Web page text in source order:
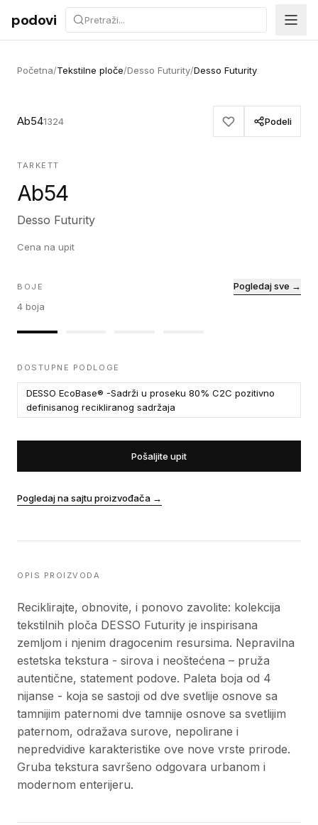
Preskoči na sadržaj
podovi
Početna/Tekstilne ploče/Desso Futurity/Desso Futurity
Ab541324 Podeli
TARKETT
Ab54
Desso Futurity
Cena na upit
BOJE
4 boja
Pogledaj sve →
DOSTUPNE PODLOGE
DESSO EcoBase® -Sadrži u proseku 80% C2C pozitivno
definisanog recikliranog sadržaja
Pošaljite upit
Pogledaj na sajtu proizvođača →
OPIS PROIZVODA
Reciklirajte, obnovite, i ponovo zavolite: kolekcija
tekstilnih ploča DESSO Futurity je inspirisana
zemljom i njenim dragocenim resursima. Nepravilna
estetska tekstura - sirova i neoštećena – pruža
autentične, statement podove. Paleta boja od 4
nijanse - koja se sastoji od dve svetlije osnove sa
tamnijim paternomi dve tamnije osnove sa svetlijim
paternom, odražava surove, nepolirane i
nepredvidive karakteristike ove nove vrste prirode.
Gruba tekstura savršeno odgovara urbanom i
modernom enterijeru.